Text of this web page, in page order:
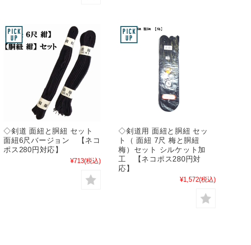
◇剣道 面紐と胴紐 セット
面紐6尺バージョン 【ネコ
ポス280円対応】
¥713(税込)
◇剣道用 面紐と胴紐 セッ
ト（ 面紐 7尺 梅と胴紐
梅）セット シルケット加
工 【ネコポス280円対
応】
¥1,572(税込)